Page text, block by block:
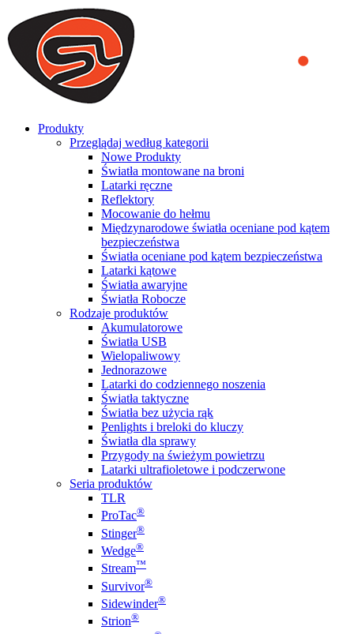
We use cookies to ensure that we provide you the best experience
on our website. By continuing to browse this website, you accept
that cookies are used to help us analyze how the website is used and
to offer you a better experience. To learn more or to find out how
you can disable cookies, you can access our
Produkty
Przeglądaj według kategorii
Nowe Produkty
Światła montowane na broni
Latarki ręczne
Reflektory
Mocowanie do hełmu
Międzynarodowe światła oceniane pod kątem
bezpieczeństwa
Światła oceniane pod kątem bezpieczeństwa
Latarki kątowe
Światła awaryjne
Światła Robocze
Rodzaje produktów
Akumulatorowe
Światła USB
Wielopaliwowy
Jednorazowe
Latarki do codziennego noszenia
Światła taktyczne
Światła bez użycia rąk
Penlights i breloki do kluczy
Światła dla sprawy
Przygody na świeżym powietrzu
Latarki ultrafioletowe i podczerwone
Seria produktów
TLR
ProTac®
Stinger®
Wedge®
Stream™
Survivor®
Sidewinder®
Strion®